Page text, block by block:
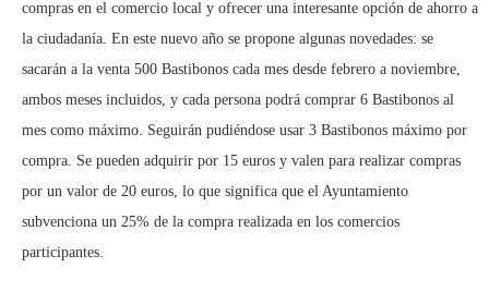
compras en el comercio local y ofrecer una interesante opción de ahorro a
la ciudadanía. En este nuevo año se propone algunas novedades: se
sacarán a la venta 500 Bastibonos cada mes desde febrero a noviembre,
ambos meses incluidos, y cada persona podrá comprar 6 Bastibonos al
mes como máximo. Seguirán pudiéndose usar 3 Bastibonos máximo por
compra. Se pueden adquirir por 15 euros y valen para realizar compras
por un valor de 20 euros, lo que significa que el Ayuntamiento
subvenciona un 25% de la compra realizada en los comercios
participantes.